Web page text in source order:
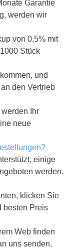
Garantie
werden wir
von 0,5% mit
Stück
und
den Vertrieb
Ihr
neue
einige
werden.
klicken Sie
besten Preis
Web finden
uns senden,